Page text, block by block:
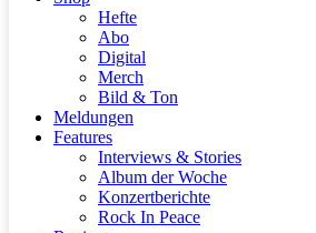
Hefte
Abo
Digital
Merch
Bild & Ton
Meldungen
Features
Interviews & Stories
Album der Woche
Konzertberichte
Rock In Peace